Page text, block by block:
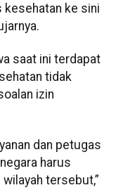
kesehatan ke sini
saat ini terdapat
tidak
izin
dan petugas
harus
tersebut,”